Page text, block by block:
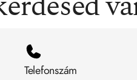
Telefonszám